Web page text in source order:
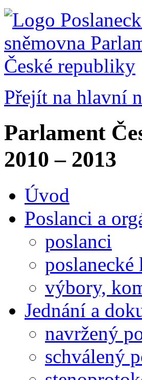
Přejít na hlavní
Parlament
2010 – 2013
Úvod
Poslanci a
poslanci
výbory,
Jednání a
navržený
schválený